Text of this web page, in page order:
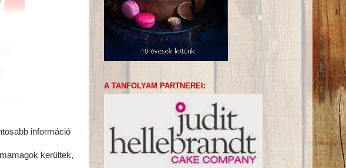
információ
kerültek,
A TANFOLYAM PARTNEREI: